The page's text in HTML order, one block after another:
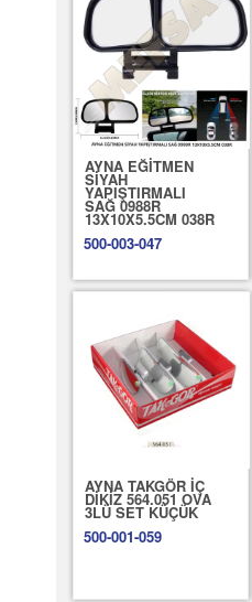
AYNA EĞİTMEN
SİYAH
YAPIŞTIRMALI
SAĞ 0988R
13X10X5.5CM 038R
500-003-047
AYNA TAKGÖR İÇ
DİKİZ 564.051 OVA
3LÜ SET KÜÇÜK
500-001-059